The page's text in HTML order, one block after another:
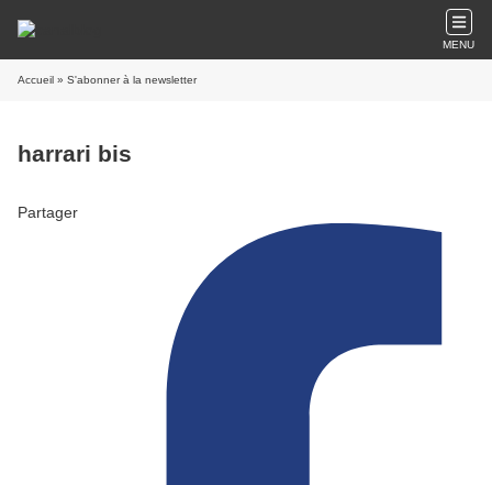
MENU
Accueil » S'abonner à la newsletter
harrari bis
Partager